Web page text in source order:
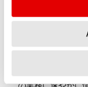
れることで、新入
の業務に速やかに